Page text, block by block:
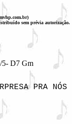
sem prévia autorização.
5- D7 Gm
PRA NÓS